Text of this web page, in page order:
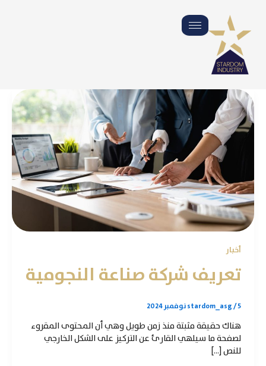
المحتوى
أخبار
تعريف شركة صناعة النجومية
stardom_asg/5 نوفمبر 2024
هناك حقيقة مثبتة منذ زمن طويل وهي أن المحتوى المقروء
لصفحة ما سيلهي القارئ عن التركيز على الشكل الخارجي
للنص […]